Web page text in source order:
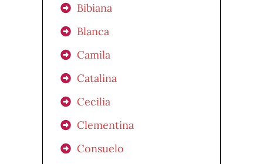
Bibiana
Blanca
Camila
Catalina
Cecilia
Clementina
Consuelo